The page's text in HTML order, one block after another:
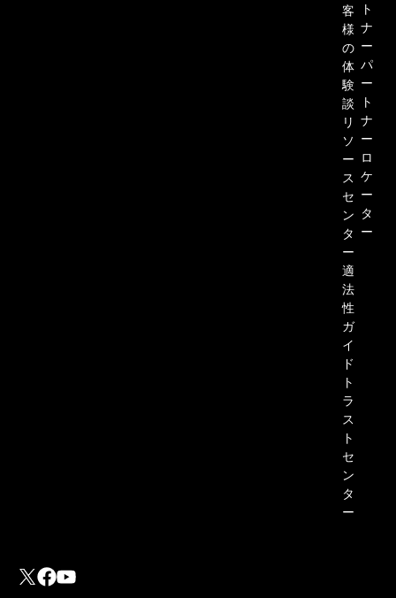
客
様
の
体
験
談
リ
ソ
ー
ス
セ
ン
タ
ー
適
法
性
ガ
イ
ド
ト
ラ
ス
ト
セ
ン
タ
ー
ト
ナ
ー
パ
ー
ト
ナ
ー
ロ
ケ
ー
タ
ー